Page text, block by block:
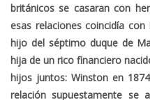
británicos se casaran con
esas relaciones coincidía
hijo del séptimo duque de
hija de un rico financiero
hijos juntos: Winston en
relación supuestamente se